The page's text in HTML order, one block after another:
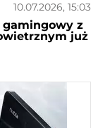
10.07.2026, 15:03
gamingowy z
już